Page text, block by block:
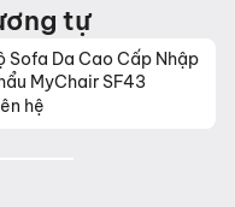
tự
Sofa Da Cao Cấp Nhập
MyChair SF43
hệ